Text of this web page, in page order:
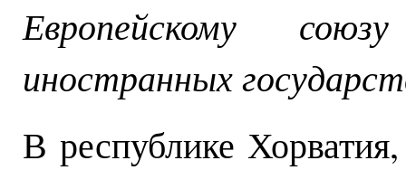
Европейскому
иностранных
В республике